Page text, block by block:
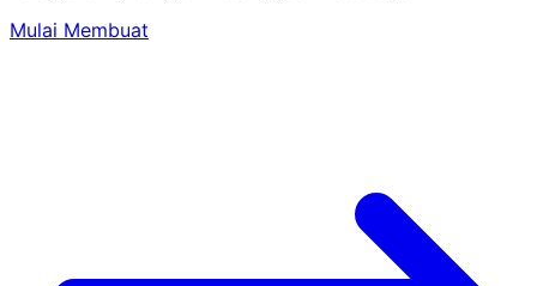
Mulai Membuat